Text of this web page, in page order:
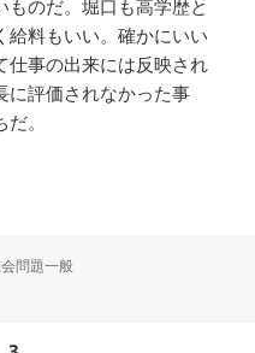
のだ。堀口も高学歴と
給料もいい。確かにいい
仕事の出来には反映され
に評価されなかった事
。
るＩＴ企業社員の手記 （８
問題一般
の手記 （８） に